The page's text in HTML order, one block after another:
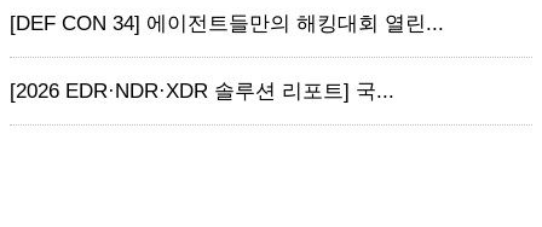
[DEF CON 34] 에이전트들만의 해킹대회 열린...
[2026 EDR·NDR·XDR 솔루션 리포트] 국...